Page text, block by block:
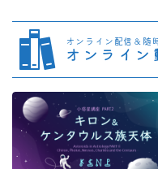
オンライン配信＆
オンライン